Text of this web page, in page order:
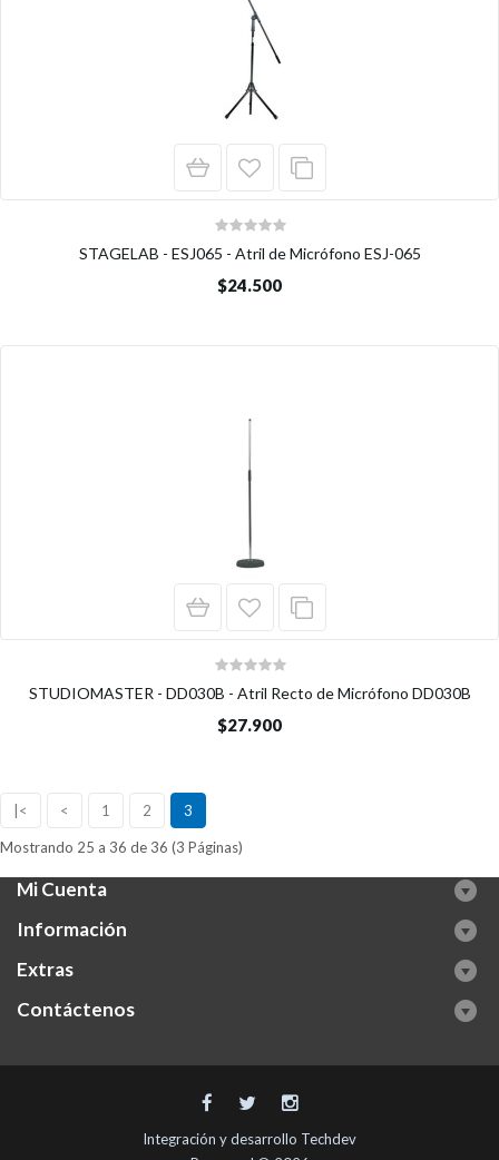
STAGELAB - ESJ065 - Atril de Micrófono ESJ-065
$24.500
STUDIOMASTER - DD030B - Atril Recto de Micrófono DD030B
$27.900
|< < 1 2 3
Mostrando 25 a 36 de 36 (3 Páginas)
Mi Cuenta
Información
Extras
Contáctenos
Integración y desarrollo Techdev